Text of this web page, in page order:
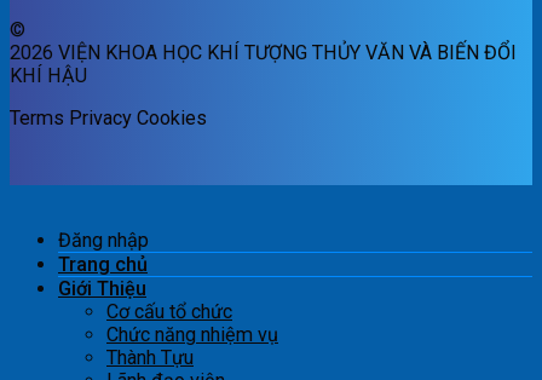
©
2026 VIỆN KHOA HỌC KHÍ TƯỢNG THỦY VĂN VÀ BIẾN ĐỔI
KHÍ HẬU
Terms Privacy Cookies
Đăng nhập
Trang chủ
Giới Thiệu
Cơ cấu tổ chức
Chức năng nhiệm vụ
Thành Tựu